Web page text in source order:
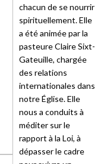
chacun de se nourrir
spirituellement. Elle
a été animée par la
pasteure Claire Sixt-
Gateuille, chargée
des relations
internationales dans
notre Église. Elle
nous a conduits à
méditer sur le
rapport à la Loi, à
dépasser le cadre